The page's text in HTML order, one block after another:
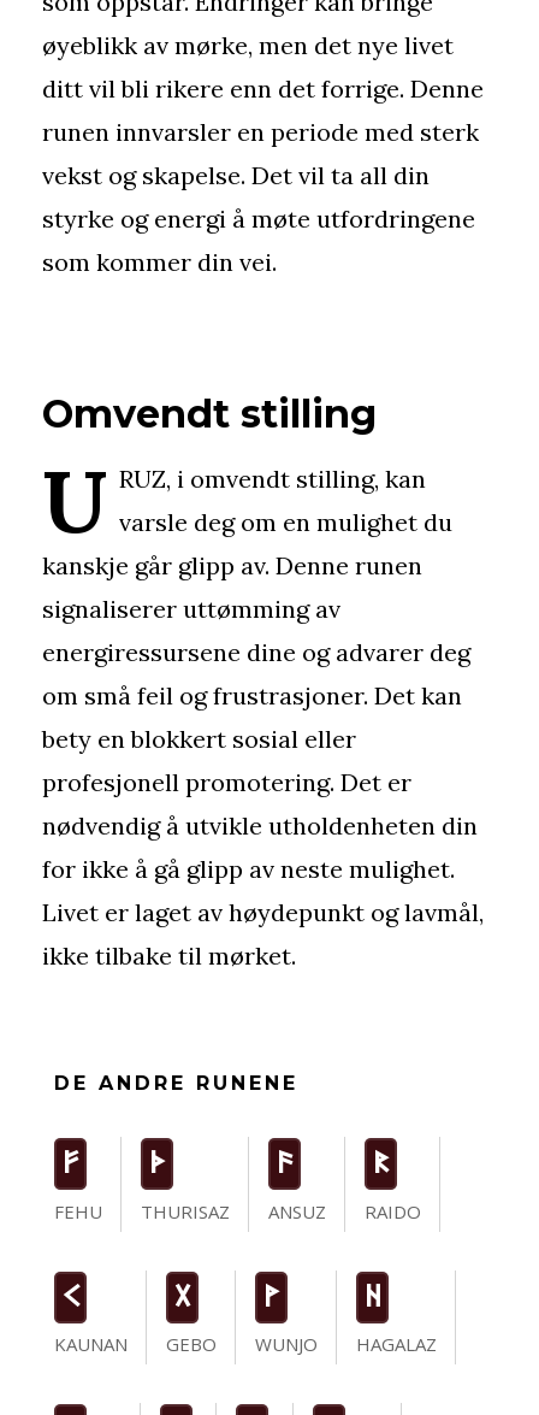
øyeblikk av mørke, men det nye livet
ditt vil bli rikere enn det forrige. Denne
runen innvarsler en periode med sterk
vekst og skapelse. Det vil ta all din
styrke og energi å møte utfordringene
som kommer din vei.
Omvendt stilling
U RUZ, i omvendt stilling, kan
varsle deg om en mulighet du
kanskje går glipp av. Denne runen
signaliserer uttømming av
energiressursene dine og advarer deg
om små feil og frustrasjoner. Det kan
bety en blokkert sosial eller
profesjonell promotering. Det er
nødvendig å utvikle utholdenheten din
for ikke å gå glipp av neste mulighet.
Livet er laget av høydepunkt og lavmål,
ikke tilbake til mørket.
DE ANDRE RUNENE
F
FEHU
T
THURISAZ
a
ANSUZ
R
RAIDO
K
KAUNAN
G
GEBO
W
WUNJO
H
HAGALAZ